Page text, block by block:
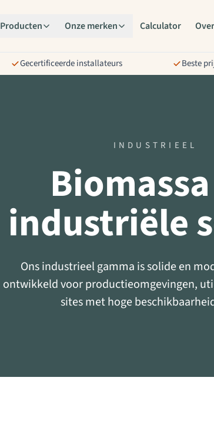
Producten Onze merken Calculator
Gecertificeerde installateurs Beste
INDUSTRIEEL
industriële
Ons industrieel gamma is solide en
ontwikkeld voor productieomgevingen,
sites met hoge